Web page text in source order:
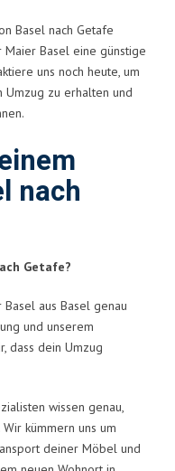
Basel nach Getafe
Basel eine günstige
uns noch heute, um
zu erhalten und
nach
Getafe?
aus Basel genau
und unserem
dass dein Umzug
wissen genau,
kümmern uns um
deiner Möbel und